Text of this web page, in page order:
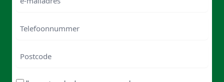
mailadres